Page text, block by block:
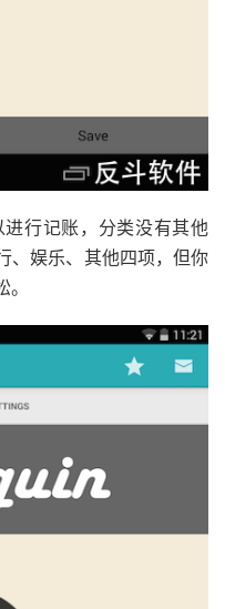
行记账，分类没有其他
、娱乐、其他四项，但你